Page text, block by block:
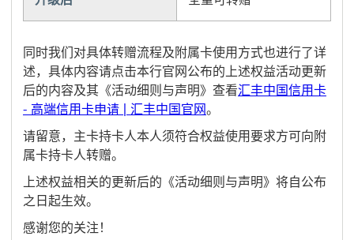
同时我们对具体转赠流程及附属卡使用方式也进行了详
述，具体内容请点击本行官网公布的上述权益活动更新
后的内容及其《活动细则与声明》查看汇丰中国信用卡
- 高端信用卡申请 | 汇丰中国官网。
请留意，主卡持卡人本人须符合权益使用要求方可向附
属卡持卡人转赠。
上述权益相关的更新后的《活动细则与声明》将自公布
之日起生效。
感谢您的关注！